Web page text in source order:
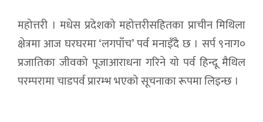
महोत्तरी । मधेस प्रदेशको महोत्तरीसहितका प्राचीन मिथिला
क्षेत्रमा आज घरघरमा ‘लगपाँच’ पर्व मनाइँदै छ । सर्प ९नाग०
प्रजातिका जीवको पूजाआराधना गरिने यो पर्व हिन्दू मैथिल
परम्परामा चाडपर्व प्रारम्भ भएको सूचनाका रूपमा लिइन्छ ।